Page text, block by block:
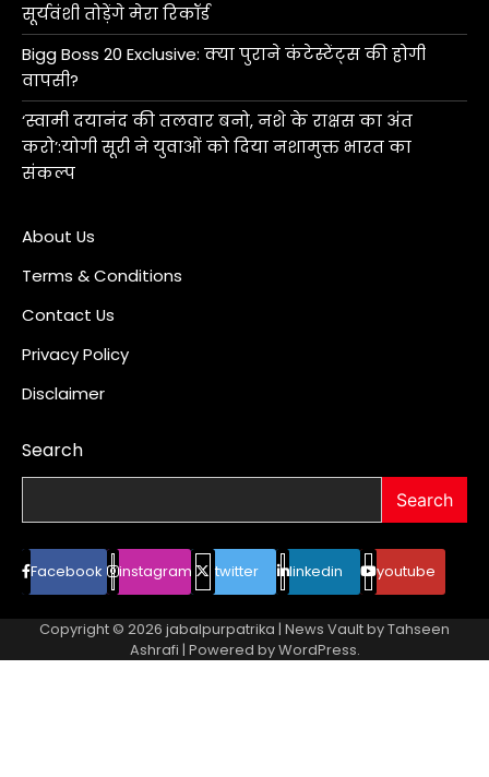
सूर्यवंशी तोड़ेंगे मेरा रिकॉर्ड
Bigg Boss 20 Exclusive: क्या पुराने कंटेस्टेंट्स की होगी
वापसी?
‘स्वामी दयानंद की तलवार बनो, नशे के राक्षस का अंत
करो’:योगी सूरी ने युवाओं को दिया नशामुक्त भारत का
संकल्प
About Us
Terms & Conditions
Contact Us
Privacy Policy
Disclaimer
Search
Search
Facebook instagram twitter linkedin youtube
Copyright © 2026 jabalpurpatrika | News Vault byTahseen
Ashrafi | Powered byWordPress.